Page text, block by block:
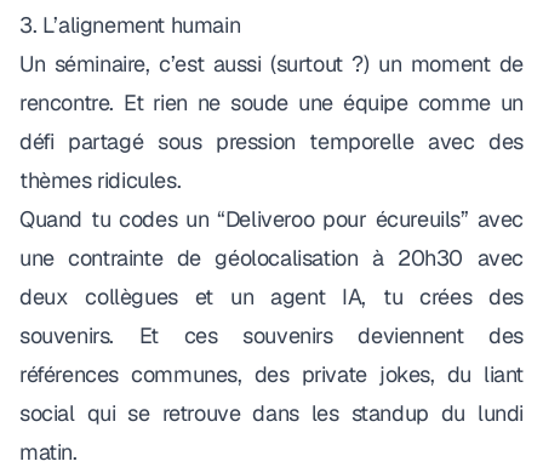
3. L’alignement humain
Un séminaire, c’est aussi (surtout ?) un moment de
rencontre. Et rien ne soude une équipe comme un
défi partagé sous pression temporelle avec des
thèmes ridicules.
Quand tu codes un “Deliveroo pour écureuils” avec
une contrainte de géolocalisation à 20h30 avec
deux collègues et un agent IA, tu crées des
souvenirs. Et ces souvenirs deviennent des
références communes, des private jokes, du liant
social qui se retrouve dans les standup du lundi
matin.